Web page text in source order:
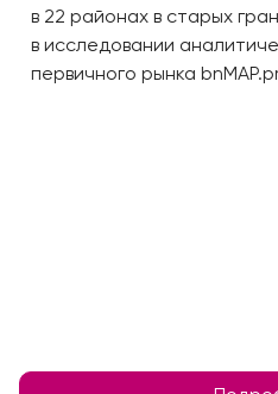
в 22 районах в старых
в исследовании
первичного рынка